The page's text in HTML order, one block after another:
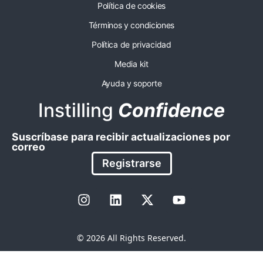
Política de cookies
Términos y condiciones
Política de privacidad
Media kit
Ayuda y soporte
Instilling Confidence
Suscríbase para recibir actualizaciones por
correo
Registrarse
© 2026 All Rights Reserved.